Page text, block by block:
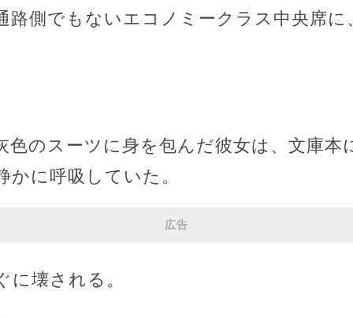
路側でもないエコノミークラス中央席に
色のスーツに身を包んだ彼女は、文庫本
かに呼吸していた。
広告
に壊される。